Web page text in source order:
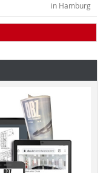
in Hamburg